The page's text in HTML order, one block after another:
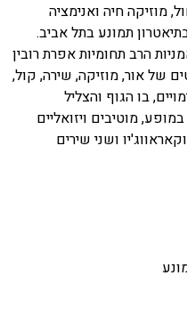
מוזיקה חיה ואנימציה
תמונע בתל אביב.
הרב תחומיות אפרת רובין
של אור, מוזיקה, שירה, קול,
בו הגוף והצליל
מוטיבים ויזואליים
ושני שירים